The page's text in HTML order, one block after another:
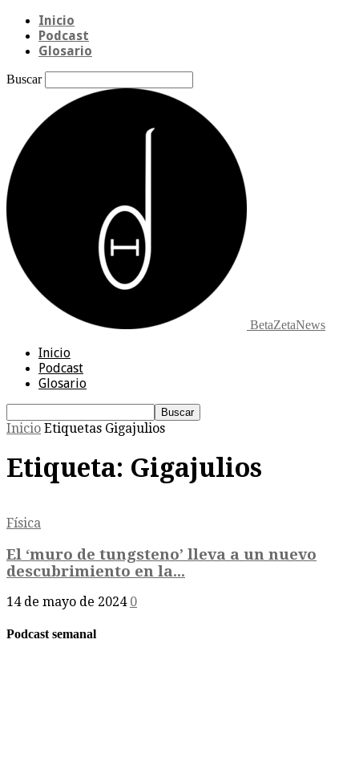
Inicio
Podcast
Glosario
Buscar
BetaZetaNews
Inicio
Podcast
Glosario
Inicio Etiquetas Gigajulios
Etiqueta: Gigajulios
Física
El ‘muro de tungsteno’ lleva a un nuevo
descubrimiento en la...
14 de mayo de 2024 0
Podcast semanal